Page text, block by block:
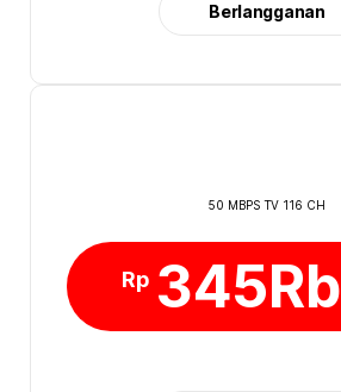
Berlangganan
50 MBPS TV 116 CH
Rp 345Rb